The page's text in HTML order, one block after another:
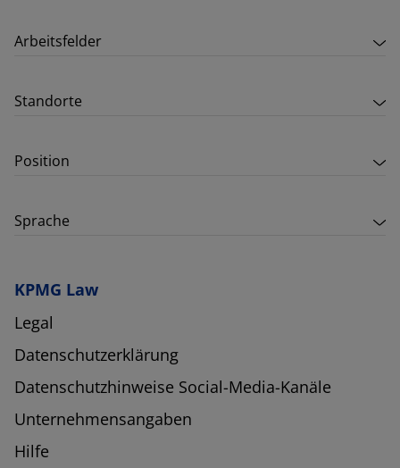
Arbeitsfelder
Standorte
Position
Sprache
KPMG Law
Legal
Datenschutzerklärung
Datenschutzhinweise Social-Media-Kanäle
Unternehmensangaben
Hilfe